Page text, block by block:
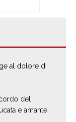
al dolore di
del
e amante